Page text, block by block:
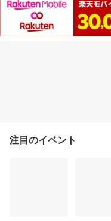
注目のイベント